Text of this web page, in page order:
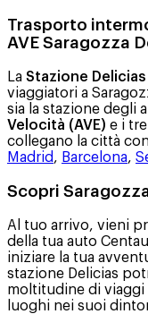
Trasporto
AVE Saragozza
La Stazione Delicias
viaggiatori a
sia la stazione degli
Velocità (AVE) e i
collegano la città
Madrid, Barcelona,
Scopri
Al tuo arrivo, vieni
della tua auto
iniziare la tua
stazione Delicias
moltitudine di
luoghi nei suoi